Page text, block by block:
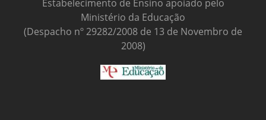
Estabelecimento de Ensino apoiado pelo
Ministério da Educação
(Despacho nº 29282/2008 de 13 de Novembro de
2008)